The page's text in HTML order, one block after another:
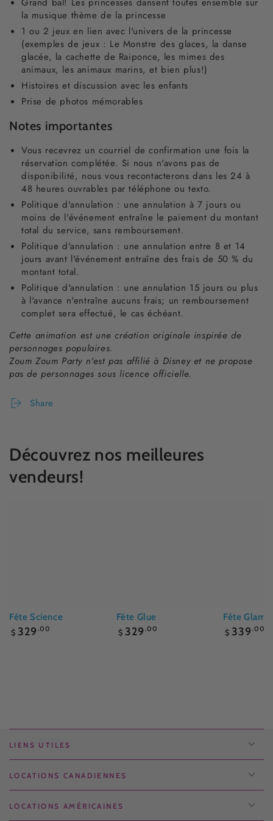
la musique thème de la princesse
1 ou 2 jeux en lien avec l'univers de la princesse
(exemples de jeux : Le Monstre des glaces, la danse
glacée, la cachette de Raiponce, les mimes des
animaux, les animaux marins, et bien plus!)
Histoires et discussion avec les enfants
Prise de photos mémorables
Notes importantes
Vous recevrez un courriel de confirmation une fois la
réservation complétée. Si nous n'avons pas de
disponibilité, nous vous recontacterons dans les 24 à
48 heures ouvrables par téléphone ou texto.
Politique d'annulation : une annulation à 7 jours ou
moins de l'événement entraîne le paiement du montant
total du service, sans remboursement.
Politique d'annulation : une annulation entre 8 et 14
jours avant l'événement entraîne des frais de 50 % du
montant total.
Politique d'annulation : une annulation 15 jours ou plus
à l'avance n'entraîne aucuns frais; un remboursement
complet sera effectué, le cas échéant.
Cette animation est une création originale inspirée de
personnages populaires.
Zoum Zoum Party n'est pas affilié à Disney et ne propose
pas de personnages sous licence officielle.
Share
Découvrez nos meilleures
vendeurs!
Fête Science
Prix
normal
$ 329 .00
Fête Glue
Prix
normal
$ 329 .00
Fête Glam
Prix
normal
$ 339 .00
LIENS UTILES
LOCATIONS CANADIENNES
LOCATIONS AMÉRICAINES